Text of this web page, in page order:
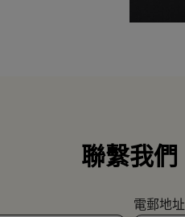
聯繫我們
電郵地址